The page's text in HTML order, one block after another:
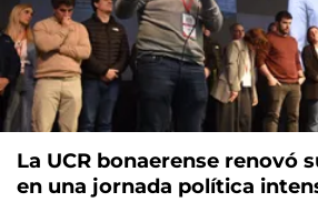
La UCR bonaerense renovó
en una jornada política